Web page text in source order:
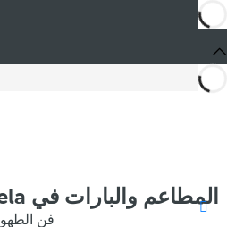
المطاعم والبارات في Barceló Isla Canela
فن الطهو